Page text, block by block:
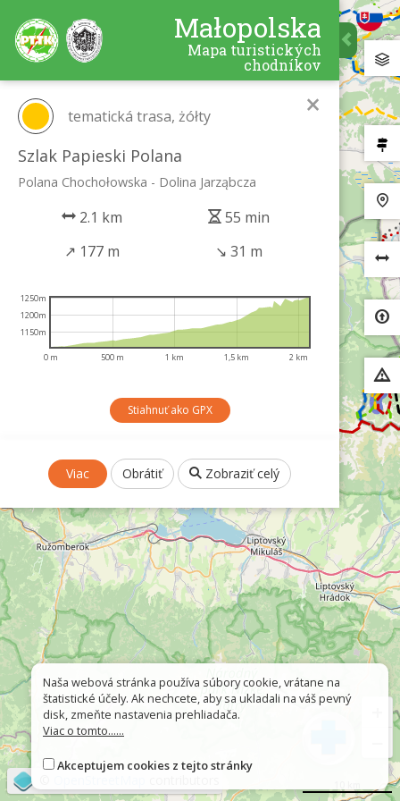
Małopolska
Mapa turistických
chodníkov
×
tematická trasa, żółty
Szlak Papieski Polana
Polana Chochołowska - Dolina Jarząbcza
2.1 km
55 min
↗ 177 m ↘ 31 m
0 m 500 m 1 km 1,5 km 2 km
1150m
1200m
1250m
Stiahnuť ako GPX
Viac Obrátiť Zobraziť celý
Naša webová stránka používa súbory cookie, vrátane na
štatistické účely. Ak nechcete, aby sa ukladali na váš pevný
disk, zmeňte nastavenia prehliadača.
Viac o tomto......
Akceptujem cookies z tejto stránky